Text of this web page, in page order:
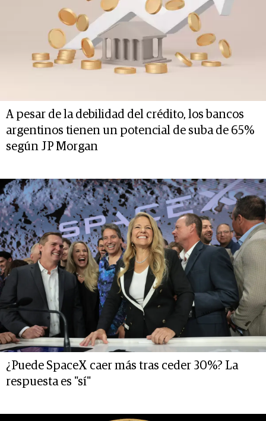
A pesar de la debilidad del crédito, los bancos
argentinos tienen un potencial de suba de 65%
según JP Morgan
¿Puede SpaceX caer más tras ceder 30%? La
respuesta es "sí"